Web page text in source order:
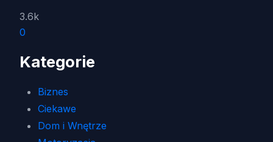
3.6k
0
Kategorie
Biznes
Ciekawe
Dom i Wnętrze